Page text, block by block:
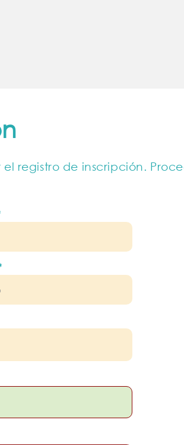
registro de inscripción.